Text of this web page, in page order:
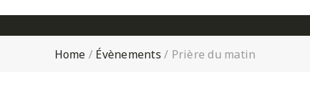
Home / Évènements / Prière du matin